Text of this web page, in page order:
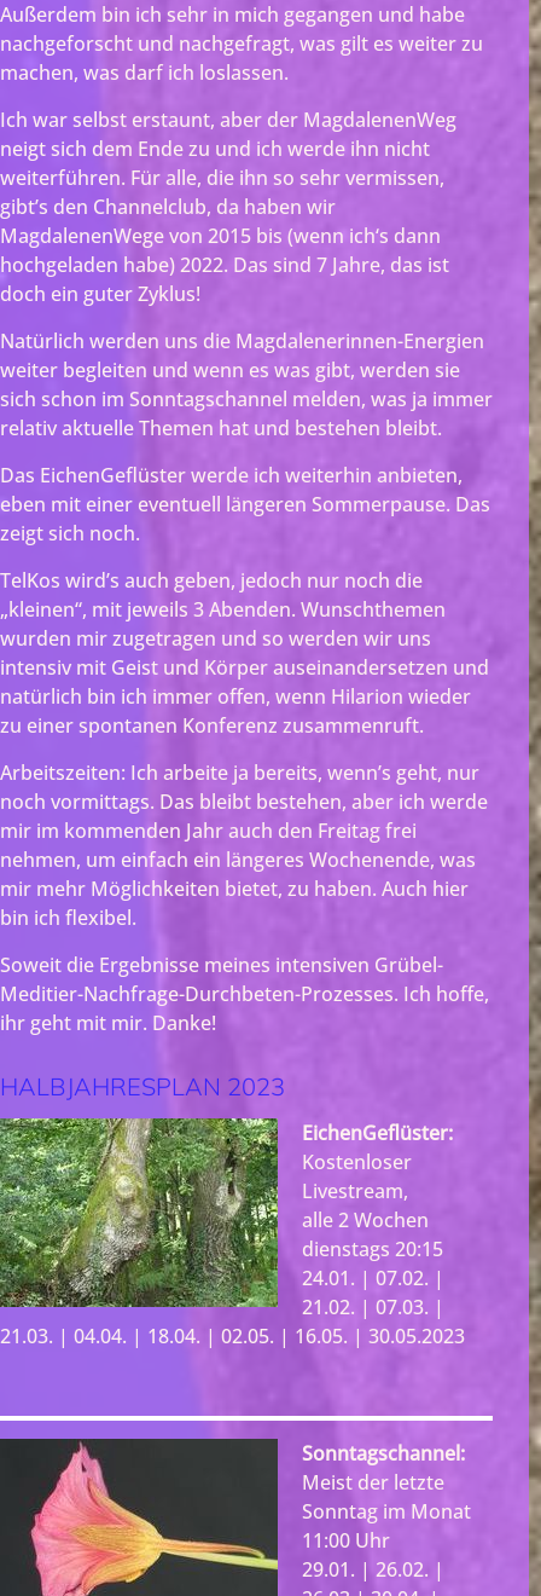
Außerdem bin ich sehr in mich gegangen und habe
nachgeforscht und nachgefragt, was gilt es weiter zu
machen, was darf ich loslassen.
Ich war selbst erstaunt, aber der MagdalenenWeg
neigt sich dem Ende zu und ich werde ihn nicht
weiterführen. Für alle, die ihn so sehr vermissen,
gibt’s den Channelclub, da haben wir
MagdalenenWege von 2015 bis (wenn ich‘s dann
hochgeladen habe) 2022. Das sind 7 Jahre, das ist
doch ein guter Zyklus!
Natürlich werden uns die Magdalenerinnen-Energien
weiter begleiten und wenn es was gibt, werden sie
sich schon im Sonntagschannel melden, was ja immer
relativ aktuelle Themen hat und bestehen bleibt.
Das EichenGeflüster werde ich weiterhin anbieten,
eben mit einer eventuell längeren Sommerpause. Das
zeigt sich noch.
TelKos wird’s auch geben, jedoch nur noch die
„kleinen“, mit jeweils 3 Abenden. Wunschthemen
wurden mir zugetragen und so werden wir uns
intensiv mit Geist und Körper auseinandersetzen und
natürlich bin ich immer offen, wenn Hilarion wieder
zu einer spontanen Konferenz zusammenruft.
Arbeitszeiten: Ich arbeite ja bereits, wenn’s geht, nur
noch vormittags. Das bleibt bestehen, aber ich werde
mir im kommenden Jahr auch den Freitag frei
nehmen, um einfach ein längeres Wochenende, was
mir mehr Möglichkeiten bietet, zu haben. Auch hier
bin ich flexibel.
Soweit die Ergebnisse meines intensiven Grübel-
Meditier-Nachfrage-Durchbeten-Prozesses. Ich hoffe,
ihr geht mit mir. Danke!
HALBJAHRESPLAN 2023
EichenGeflüster:
Kostenloser
Livestream,
alle 2 Wochen
dienstags 20:15
24.01. | 07.02. |
21.02. | 07.03. |
21.03. | 04.04. | 18.04. | 02.05. | 16.05. | 30.05.2023
Sonntagschannel:
Meist der letzte
Sonntag im Monat
11:00 Uhr
29.01. | 26.02. |